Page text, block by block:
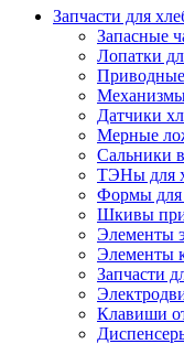
Запчасти для
Запасные
Лопатки
Датчики
Мерные
Сальники
ТЭНы для
Формы для
Шкивы
Элементы
Элементы
Запчасти
Клавиши